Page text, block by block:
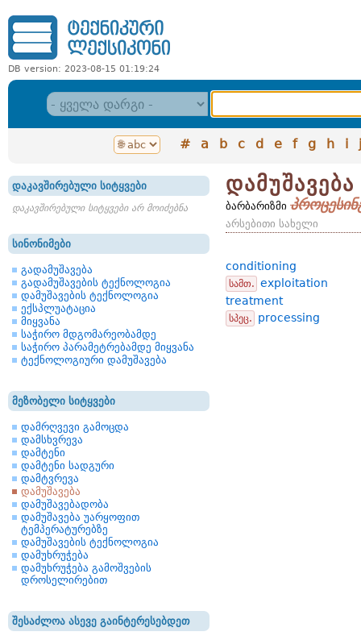
DB version: 2023-08-15 01:19:24
# a b c d e f g h i j
დაკავშირებული სიტყვები
დაკავშირებული სიტყვები არ მოიძებნა
სინონიმები
გადამუშავება
გადამუშავების ტექნოლოგია
დამუშავების ტექნოლოგია
ექსპლუატაცია
მიყვანა
საჭირო მდგომარეობამდე
საჭირო პარამეტრებამდე მიყვანა
ტექნოლოგიური დამუშავება
მეზობელი სიტყვები
დამრღვევი გამოცდა
დამსხვრევა
დამტენი
დამტენი სადგური
დამტვრევა
დამუშავება
დამუშავებადობა
დამუშავება უარყოფით
ტემპერატურებზე
დამუშავების ტექნოლოგია
დამუხრუჭება
დამუხრუჭება გამოშვების
დროსელირებით
შესაძლოა ასევე გაინტერესებდეთ
დამუშავება
ბარბარიზმი
არსებითი სახელი
conditioning
სამთ. exploitation
treatment
სპეც. processing